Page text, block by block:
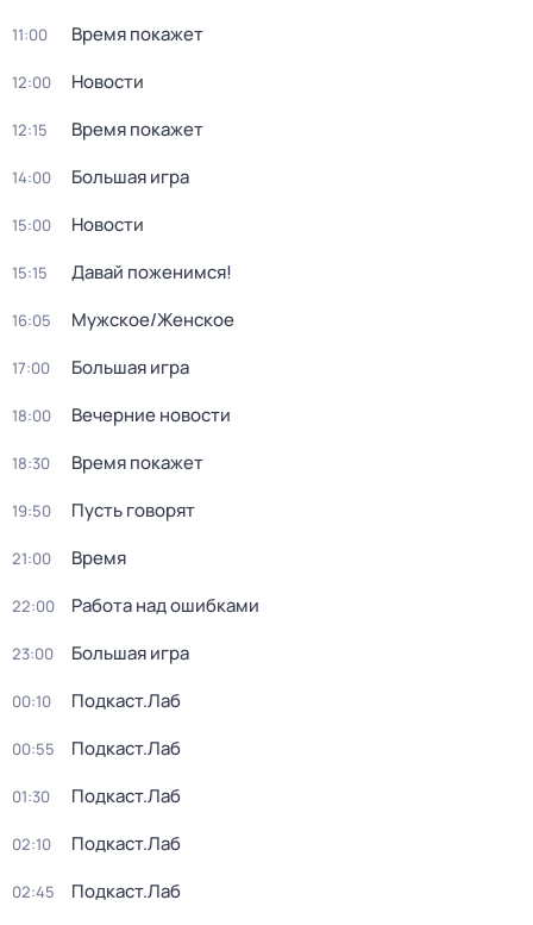
11:00 Время покажет
12:00 Новости
12:15 Время покажет
14:00 Большая игра
15:00 Новости
15:15 Давай поженимся!
16:05 Мужское/Женское
17:00 Большая игра
18:00 Вечерние новости
18:30 Время покажет
19:50 Пусть говорят
21:00 Время
22:00 Работа над ошибками
23:00 Большая игра
00:10 Подкаст.Лаб
00:55 Подкаст.Лаб
01:30 Подкаст.Лаб
02:10 Подкаст.Лаб
02:45 Подкаст.Лаб